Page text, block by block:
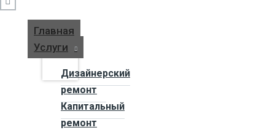
Главная
Услуги
Дизайнерский
ремонт
Капитальный
ремонт